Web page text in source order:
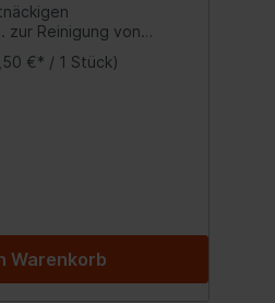
Inhalt:3x€* / 1 Stück)
Warenkorb